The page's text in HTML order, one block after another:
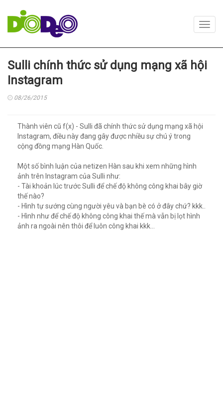
Sulli chính thức sử dụng mạng xã hội
Instagram
08/26/2015
Thành viên cũ f(x) - Sulli đã chính thức sử dụng mạng xã hội
Instagram, điều này đang gây được nhiều sự chú ý trong
cộng đồng mạng Hàn Quốc.
Một số bình luận của netizen Hàn sau khi xem những hình
ảnh trên Instagram của Sulli như:
- Tài khoản lúc trước Sulli để chế độ không công khai bây giờ
thế nào?
- Hình tự sướng cùng người yêu và bạn bè có ở đây chứ? kkk..
- Hình như để chế độ không công khai thế mà vẫn bị lọt hình
ảnh ra ngoài nên thôi để luôn công khai kkk...